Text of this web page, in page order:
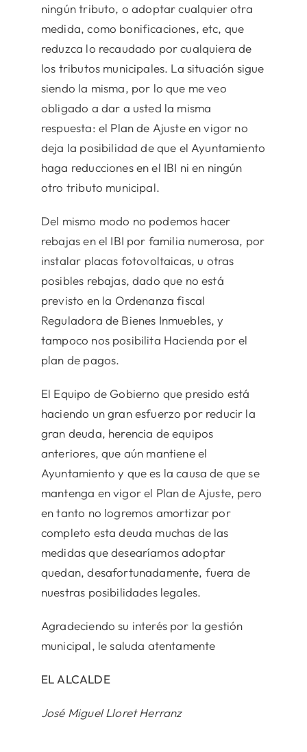
ningún tributo, o adoptar cualquier otra
medida, como bonificaciones, etc, que
reduzca lo recaudado por cualquiera de
los tributos municipales. La situación sigue
siendo la misma, por lo que me veo
obligado a dar a usted la misma
respuesta: el Plan de Ajuste en vigor no
deja la posibilidad de que el Ayuntamiento
haga reducciones en el IBI ni en ningún
otro tributo municipal.
Del mismo modo no podemos hacer
rebajas en el IBI por familia numerosa, por
instalar placas fotovoltaicas, u otras
posibles rebajas, dado que no está
previsto en la Ordenanza fiscal
Reguladora de Bienes Inmuebles, y
tampoco nos posibilita Hacienda por el
plan de pagos.
El Equipo de Gobierno que presido está
haciendo un gran esfuerzo por reducir la
gran deuda, herencia de equipos
anteriores, que aún mantiene el
Ayuntamiento y que es la causa de que se
mantenga en vigor el Plan de Ajuste, pero
en tanto no logremos amortizar por
completo esta deuda muchas de las
medidas que desearíamos adoptar
quedan, desafortunadamente, fuera de
nuestras posibilidades legales.
Agradeciendo su interés por la gestión
municipal, le saluda atentamente
EL ALCALDE
José Miguel Lloret Herranz